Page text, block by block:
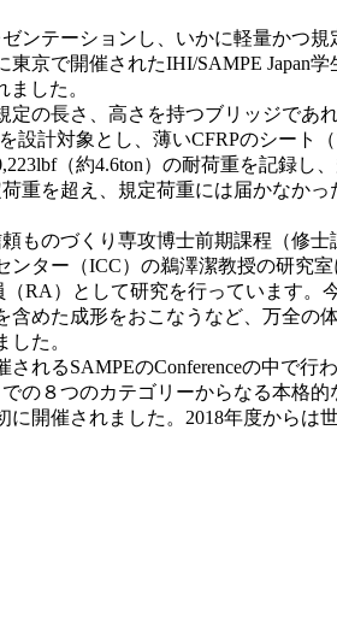
ンテーションし、いかに軽量かつ
京で開催されたIHI/SAMPE Japan
した。
定の長さ、高さを持つブリッジで
計対象とし、薄いCFRPのシート
（約4.6ton）の耐荷重を記録
重を超え、規定荷重には届かなか
ものづくり専攻博士前期課程（修
ター（ICC）の鵜澤潔教授の研究
RA）として研究を行っています
めた成形をおこなうなど、万全
た。
れるSAMPEのConferenceの中で行
８つのカテゴリーからなる本格的
開催されました。2018年度から